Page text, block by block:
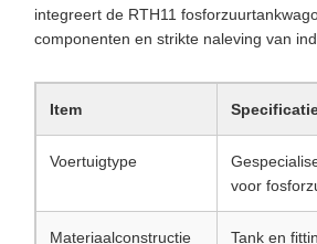
integreert de RTH11
componenten en strikte naleving van
Item
Voertuigtype
voor
Materiaalconstructie Tank en